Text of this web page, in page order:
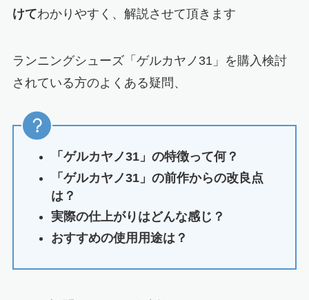
けてわかりやすく、解説させて頂きます
ランニングシューズ「 ゲルカヤノ31 」を購入検討
されている方のよくある疑問 、
「ゲルカヤノ31」の特徴って何？
「ゲルカヤノ31」の前作からの改良点
は？
実際の仕上がりはどんな感じ？
おすすめの使用用途は？